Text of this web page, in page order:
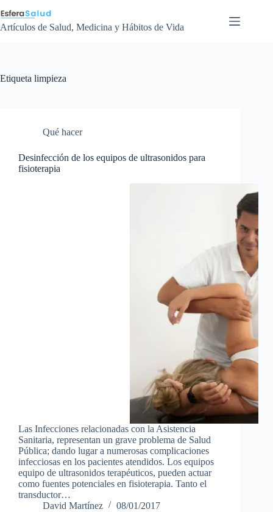
al
contenido
Artículos de Salud, Medicina y Hábitos de Vida
Etiqueta limpieza
Qué hacer
Desinfección de los equipos de ultrasonidos para
fisioterapia
Las Infecciones relacionadas con la Asistencia
Sanitaria, representan un grave problema de Salud
Pública; dando lugar a numerosas complicaciones
infecciosas en los pacientes atendidos. Los equipos
equipo de ultrasonidos terapéuticos, pueden actuar
como fuentes potenciales en fisioterapia. Tanto el
transductor…
David Martínez
08/01/2017